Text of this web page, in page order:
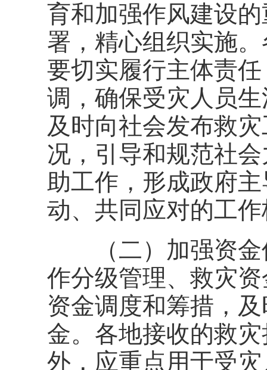
育和加强作风建设
署，精心组织实施
要切实履行主体责
调，确保受灾人员
及时向社会发布救
况，引导和规范社
助工作，形成政府
动、共同应对的工
（二）加强资金
作分级管理、救灾
资金调度和筹措，
金。各地接收的救
外，应重点用于受